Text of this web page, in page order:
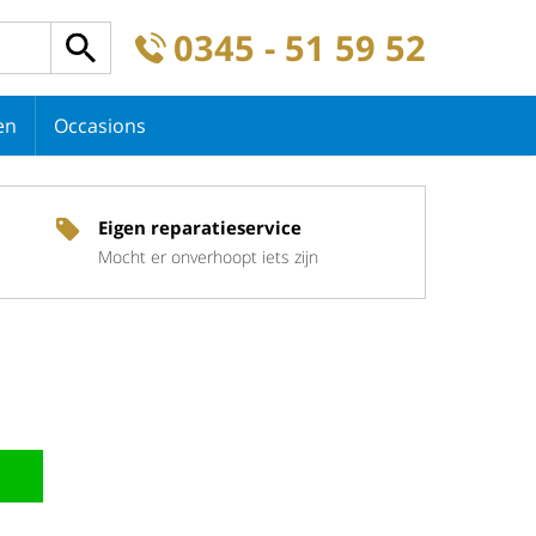
0345 - 51 59 52
Occasions
Eigen reparatieservice
Mocht er onverhoopt iets zijn